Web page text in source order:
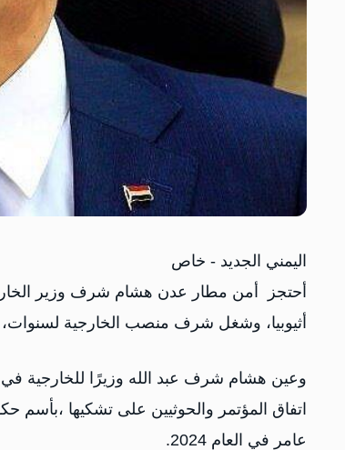
اليمني الجديد - خاص
أحتجز أمن مطار عدن هشام شرف وزير
أثيوبيا، وشغل شرف منصب الخارجية
اتفاق المؤتمر والحوثيين على تشكيها
عامر في العام 2024.